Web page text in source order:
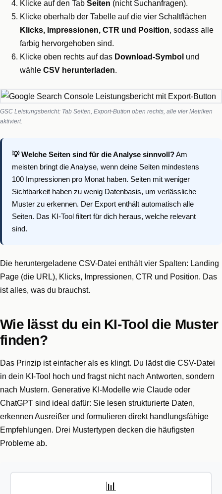
Klicke auf den Tab Seiten (nicht Suchanfragen).
Klicke oberhalb der Tabelle auf die vier Schaltflächen
Klicks, Impressionen, CTR und Position, sodass alle
farbig hervorgehoben sind.
Klicke oben rechts auf das Download-Symbol und
wähle CSV herunterladen.
GSC Leistungsbericht: Tab Seiten, Export-Button oben rechts, alle vier Metriken
aktiviert.
💡 Welche Seiten sind für die Analyse sinnvoll?Am
meisten bringt die Analyse, wenn deine Seiten mindestens
100 Impressionen pro Monat haben. Seiten mit weniger
Sichtbarkeit haben zu wenig Datenbasis, um verlässliche
Muster zu erkennen. Der Export enthält automatisch alle
Seiten. Das KI-Tool filtert für dich heraus, welche relevant
sind.
Die heruntergeladene CSV-Datei enthält vier Spalten: Landing
Page (die URL), Klicks, Impressionen, CTR und Position. Das
ist alles, was du brauchst.
Wie lässt du ein KI-Tool die Muster
finden?
Das Prinzip ist einfacher als es klingt. Du lädst die CSV-Datei
in dein KI-Tool hoch und fragst nicht nach Antworten, sondern
nach Mustern. Generative KI-Modelle wie Claude oder
ChatGPT sind ideal dafür: Sie lesen strukturierte Daten,
erkennen Ausreißer und formulieren direkt handlungsfähige
Empfehlungen. Drei Mustertypen decken die häufigsten
Probleme ab.
📊